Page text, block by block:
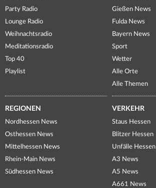
Party Radio
Lounge Radio
Weihnachtsradio
Meditationsradio
Top 40
Playlist
Gießen News
Fulda News
Bayern News
Sport
Wetter
Alle Orte
Alle Themen
REGIONEN
Nordhessen News
Osthessen News
Mittelhessen News
Rhein-Main News
Südhessen News
VERKEHR
Staus Hessen
Blitzer Hessen
Unfälle Hessen
A3 News
A5 News
A661 News